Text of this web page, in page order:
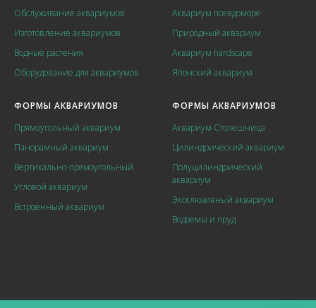
Обслуживание аквариумов
Изготовление аквариумов
Водные растения
Оборудование для аквариумов
Аквариум псевдоморе
Природный аквариум
Аквариум hardscape
Японский аквариум
ФОРМЫ АКВАРИУМОВ
Прямоугольный аквариум
Панорамный аквариум
Вертикально-прямоугольный
Угловой аквариум
Встроенный аквариум
ФОРМЫ АКВАРИУМОВ
Аквариум Столешница
Цилиндрический аквариум
Полуцилиндрический
аквариум
Эксклюзивный аквариум
Водоемы и пруд